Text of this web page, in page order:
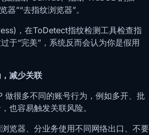
器”“去指纹浏览器”。
，在ToDetect指纹检测工具检查指
于“完美”，系统反而会认为你是假用
减少关联
做很多不同的账号行为，例如多开、批
也容易触发关联风险。
览器、分业务使用不同网络出口、不要